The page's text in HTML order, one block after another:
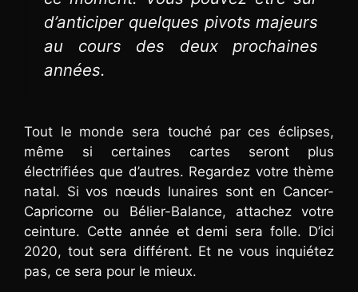
d’anticiper quelques pivots majeurs
au cours des deux prochaines
années.
Tout le monde sera touché par ces éclipses,
même si certaines cartes seront plus
électrifiées que d’autres. Regardez votre thème
natal. Si vos nœuds lunaires sont en Cancer-
Capricorne ou Bélier-Balance, attachez votre
ceinture. Cette année et demi sera folle. D’ici
2020, tout sera différent. Et ne vous inquiétez
pas, ce sera pour le mieux.